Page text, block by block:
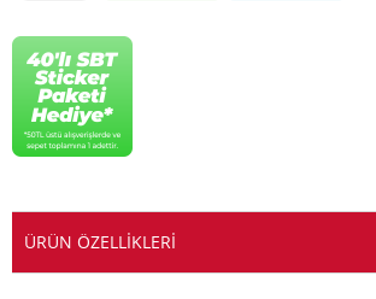
ÜRÜN ÖZELLIKLERI